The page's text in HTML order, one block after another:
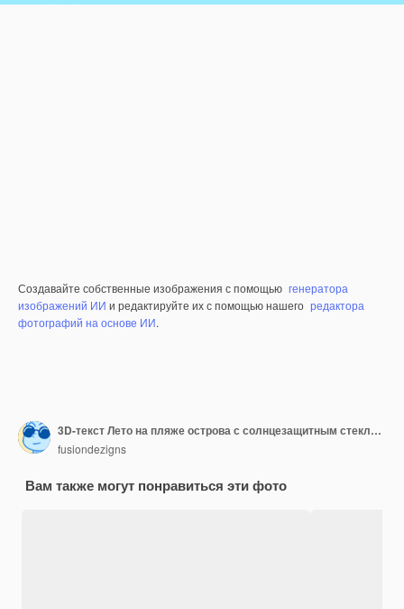
Создавайте собственные изображения с помощью генератора
изображений ИИ и редактируйте их с помощью нашего редактора
фотографий на основе ИИ.
3D-текст Лето на пляже острова с солнцезащитным стеклом, шлепанцами, мячом, плавающим кольцом, пальмовым листом на открытом воздухе с копией пространства для фона Дизайн концепции летних каникул. 3D-рендеринг
fusiondezigns
Вам также могут понравиться эти фото